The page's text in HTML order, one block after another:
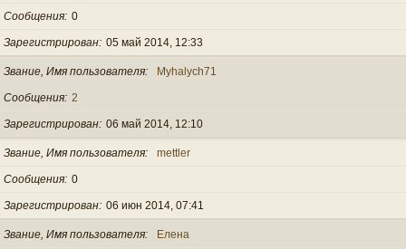
Сообщения 0
Зарегистрирован 05 май 2014, 12:33
Звание, Имя пользователя Myhalych71
Сообщения 2
Зарегистрирован 06 май 2014, 12:10
Звание, Имя пользователя mettler
Сообщения 0
Зарегистрирован 06 июн 2014, 07:41
Звание, Имя пользователя Елена